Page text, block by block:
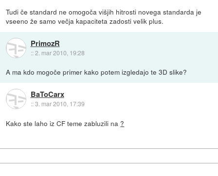
Tudi če standard ne omogoča višjih hitrosti novega standarda je
vseeno že samo večja kapaciteta zadosti velik plus.
PrimozR
::2. mar 2010, 19:28
A ma kdo mogoče primer kako potem izgledajo te 3D slike?
BaToCarx
::3. mar 2010, 17:39
Kako ste laho iz CF teme zabluzili na ?